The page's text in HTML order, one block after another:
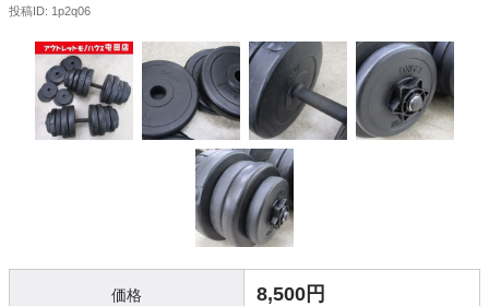
投稿ID: 1p2q06
価格 8,500円